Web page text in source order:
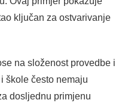
ključan za ostvarivanje
na složenost provedbe i
škole često nemaju
dosljednu primjenu